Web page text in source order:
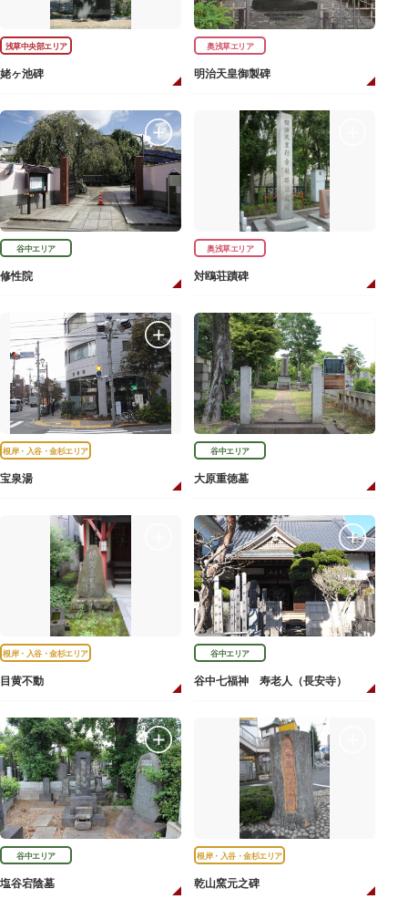
浅草中央部エリア
姥ヶ池碑
奥浅草エリア
明治天皇御製碑
谷中エリア
修性院
奥浅草エリア
対鴎荘蹟碑
根岸・入谷・金杉エリア
宝泉湯
谷中エリア
大原重徳墓
根岸・入谷・金杉エリア
目黄不動
谷中エリア
谷中七福神 寿老人（長安寺）
谷中エリア
塩谷宕陰墓
根岸・入谷・金杉エリア
乾山窯元之碑